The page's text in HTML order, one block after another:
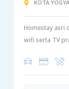
KOTA
Homestay asri
wifi serta TV